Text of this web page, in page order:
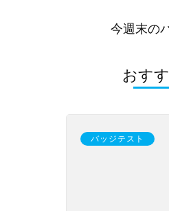
今週末の
おす
バッジテスト